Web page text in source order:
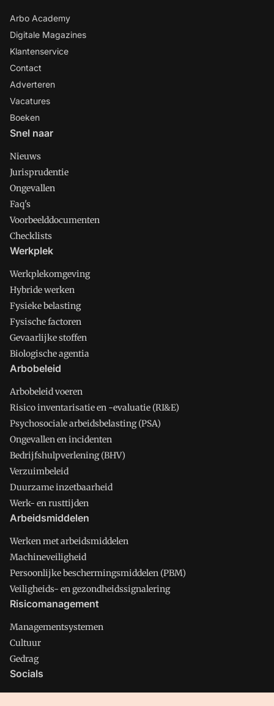
Arbo Academy
Digitale Magazines
Klantenservice
Contact
Adverteren
Vacatures
Boeken
Snel naar
Nieuws
Jurisprudentie
Ongevallen
Faq's
Voorbeelddocumenten
Checklists
Werkplek
Werkplekomgeving
Hybride werken
Fysieke belasting
Fysische factoren
Gevaarlijke stoffen
Biologische agentia
Arbobeleid
Arbobeleid voeren
Risico inventarisatie en -evaluatie (RI&E)
Psychosociale arbeidsbelasting (PSA)
Ongevallen en incidenten
Bedrijfshulpverlening (BHV)
Verzuimbeleid
Duurzame inzetbaarheid
Werk- en rusttijden
Arbeidsmiddelen
Werken met arbeidsmiddelen
Machineveiligheid
Persoonlijke beschermingsmiddelen (PBM)
Veiligheids- en gezondheidssignalering
Risicomanagement
Managementsystemen
Cultuur
Gedrag
Socials